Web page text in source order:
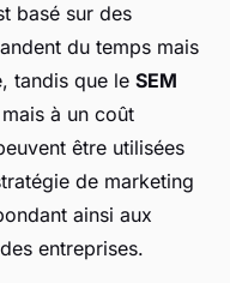
basé sur des
du temps mais
tandis que le SEM
à un coût
être utilisées
de marketing
ainsi aux
entreprises.